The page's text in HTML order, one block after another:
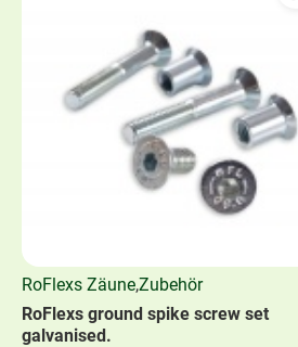
RoFlexs Zäune,Zubehör
RoFlexs ground spike screw set
galvanised.